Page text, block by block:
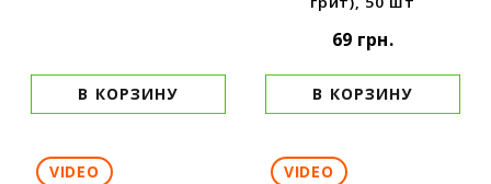
В КОРЗИНУ
69 грн.
В КОРЗИНУ
VIDEO VIDEO